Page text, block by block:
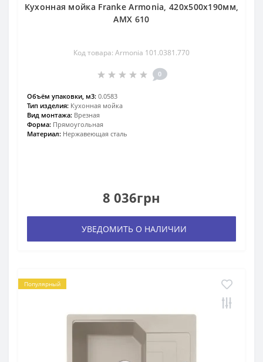
Кухонная мойка Franke Armonia, 420х500х190мм,
AMX 610
Код товара: Armonia 101.0381.770
0
Объём упаковки, м3: 0.0583
Тип изделия: Кухонная мойка
Вид монтажа: Врезная
Форма: Прямоугольная
Материал: Нержавеющая сталь
8 036грн
УВЕДОМИТЬ О НАЛИЧИИ
Популярный